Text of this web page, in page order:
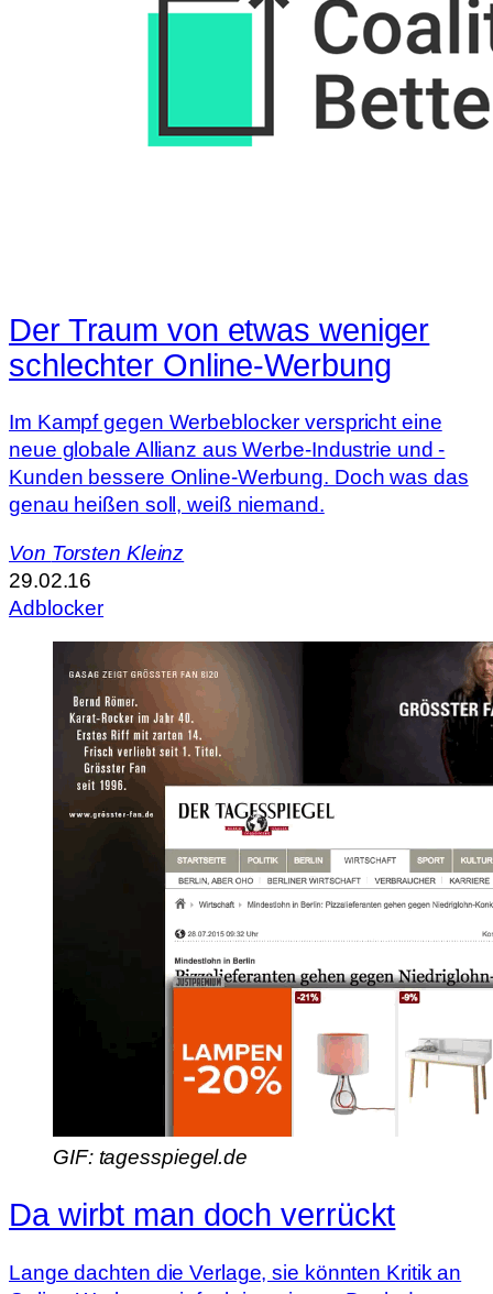
Der Traum von etwas weniger
schlechter Online-Werbung
Im Kampf gegen Werbeblocker verspricht eine
neue globale Allianz aus Werbe-Industrie und -
Kunden bessere Online-Werbung. Doch was das
genau heißen soll, weiß niemand.
Von Torsten Kleinz
29.02.16
Adblocker
GIF: tagesspiegel.de
Da wirbt man doch verrückt
Lange dachten die Verlage, sie könnten Kritik an